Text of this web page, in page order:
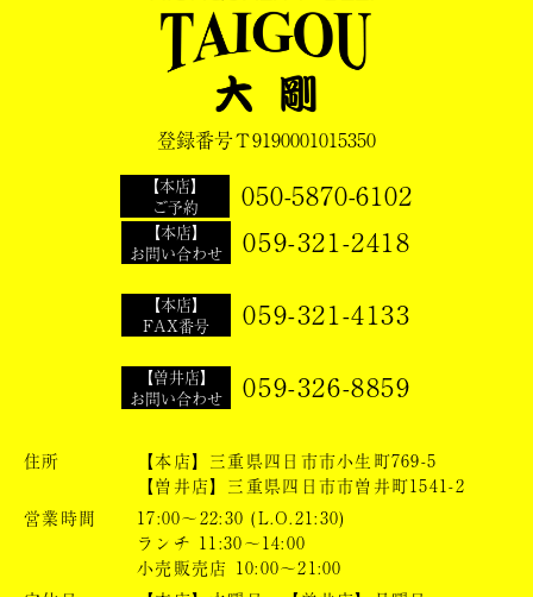
登録番号Ｔ9190001015350
【本店】
ご予約
050-5870-6102
【本店】
お問い合わせ
059-321-2418
【本店】
FAX番号
059-321-4133
【曽井店】
お問い合わせ
059-326-8859
住所
【本店】三重県四日市市小生町769-5
【曽井店】三重県四日市市曽井町1541-2
営業時間
17:00～22:30 (L.O.21:30)
ランチ 11:30～14:00
小売販売店 10:00～21:00